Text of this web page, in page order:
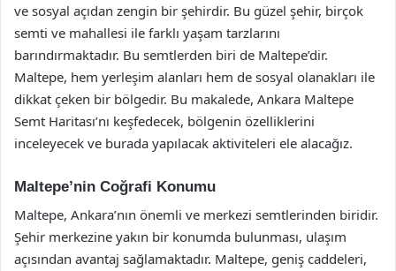
ve sosyal açıdan zengin bir şehirdir. Bu güzel şehir, birçok
semti ve mahallesi ile farklı yaşam tarzlarını
barındırmaktadır. Bu semtlerden biri de Maltepe’dir.
Maltepe, hem yerleşim alanları hem de sosyal olanakları ile
dikkat çeken bir bölgedir. Bu makalede, Ankara Maltepe
Semt Haritası’nı keşfedecek, bölgenin özelliklerini
inceleyecek ve burada yapılacak aktiviteleri ele alacağız.
Maltepe’nin Coğrafi Konumu
Maltepe, Ankara’nın önemli ve merkezi semtlerinden biridir.
Şehir merkezine yakın bir konumda bulunması, ulaşım
açısından avantaj sağlamaktadır. Maltepe, geniş caddeleri,